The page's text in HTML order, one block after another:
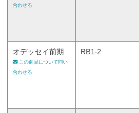
合わせる
オデッセイ前期
この商品について問い
合わせる
RB1-2